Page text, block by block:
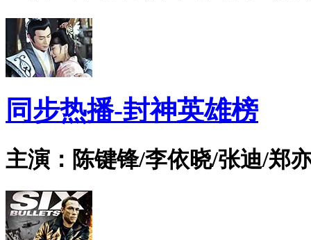
同步热播-封神英雄榜
主演：陈键锋/李依晓/张迪/郑